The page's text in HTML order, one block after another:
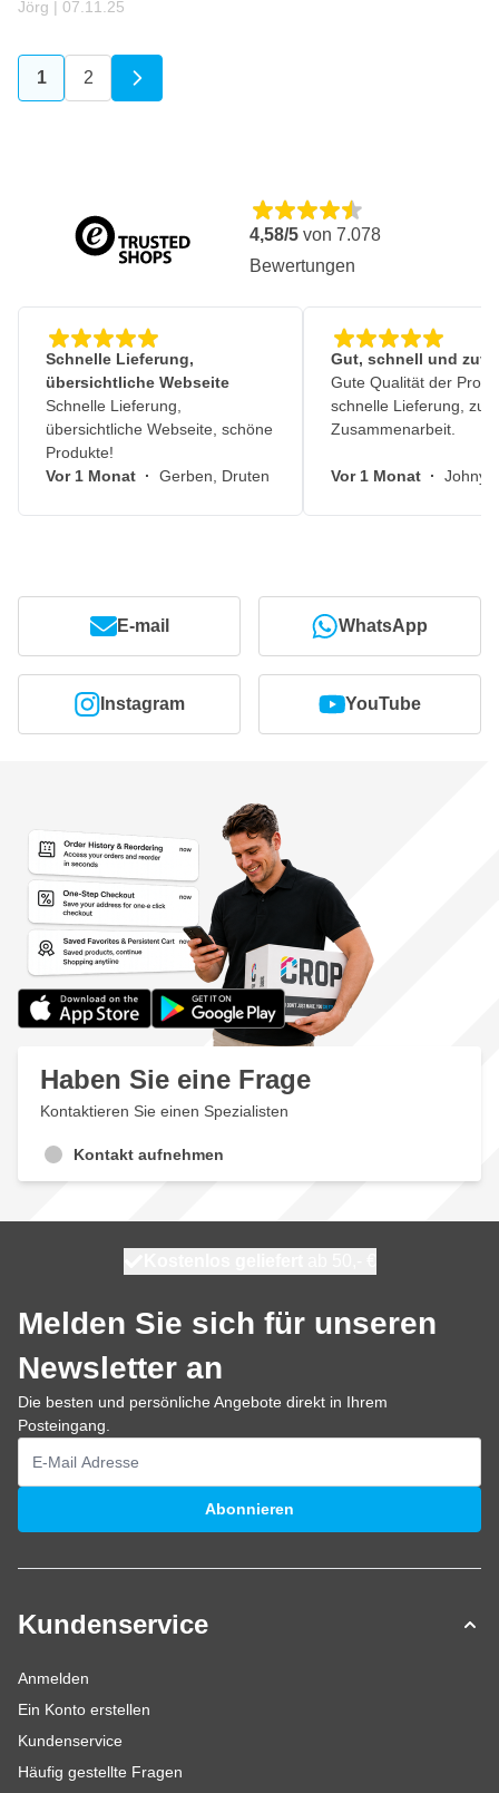
Jörg | 7. November 2025
07.11.25
Sie lesen gerade die Seite
1 Seite
2
4,58/5 von 7.078
Bewertungen
Schnelle Lieferung,
übersichtliche Webseite
Schnelle Lieferung,
übersichtliche Webseite, schöne
Produkte!
Vor 1 Monat · Gerben, Druten
Gut, schnell und
Gute Qualität der
schnelle Lieferung,
Zusammenarbeit.
Vor 1 Monat · Johny,
E-mail WhatsApp
Instagram YouTube
Haben Sie eine Frage
Kontaktieren Sie einen Spezialisten
Kontakt aufnehmen
Melden Sie sich für unseren
Newsletter an
Die besten und persönliche Angebote direkt in Ihrem
Posteingang.
E-Mailadresse
Abonnieren
Kundenservice
Anmelden
Ein Konto erstellen
Kundenservice
Häufig gestellte Fragen